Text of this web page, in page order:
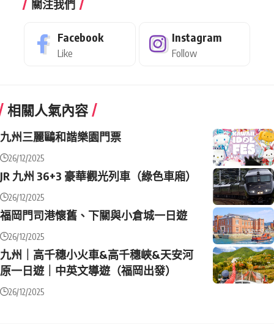
關注我們
Facebook
Like
Instagram
Follow
相關人氣內容
九州三麗鷗和諧樂園門票
26/12/2025
JR 九州 36+3 豪華觀光列車（綠色車廂）
26/12/2025
福岡門司港懷舊、下關與小倉城一日遊
26/12/2025
九州｜高千穗小火車&高千穗峽&天安河
原一日遊｜中英文導遊（福岡出發）
26/12/2025